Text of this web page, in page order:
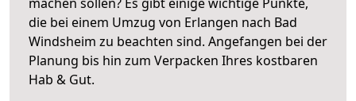
die bei einem Umzug von Erlangen nach Bad
Windsheim zu beachten sind. Angefangen bei der
Planung bis hin zum Verpacken Ihres kostbaren
Hab & Gut.